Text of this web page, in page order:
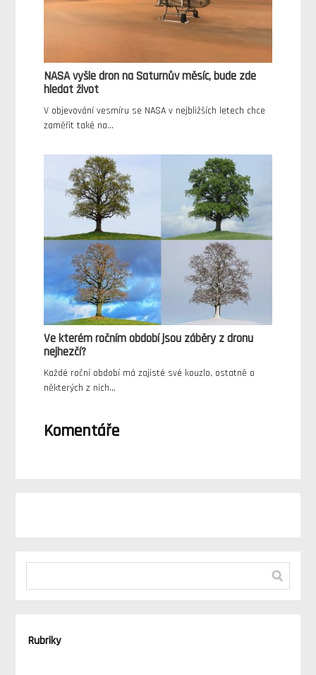
NASA vyšle dron na Saturnův měsíc, bude zde
hledat život
V objevování vesmíru se NASA v nejbližších letech chce
zaměřit také na…
Ve kterém ročním období jsou záběry z dronu
nejhezčí?
Každé roční období má zajisté své kouzlo, ostatně o
některých z nich…
Komentáře
Rubriky